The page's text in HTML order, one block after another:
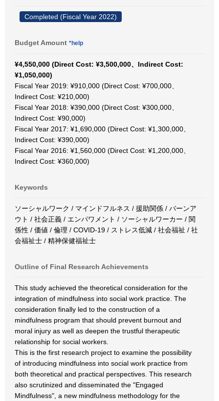
Completed (Fiscal Year 2022)
Budget Amount *help
¥4,550,000 (Direct Cost: ¥3,500,000、Indirect Cost:
¥1,050,000)
Fiscal Year 2019: ¥910,000 (Direct Cost: ¥700,000、
Indirect Cost: ¥210,000)
Fiscal Year 2018: ¥390,000 (Direct Cost: ¥300,000、
Indirect Cost: ¥90,000)
Fiscal Year 2017: ¥1,690,000 (Direct Cost: ¥1,300,000、
Indirect Cost: ¥390,000)
Fiscal Year 2016: ¥1,560,000 (Direct Cost: ¥1,200,000、
Indirect Cost: ¥360,000)
Keywords
ソーシャルワーク / マインドフルネス / 援助関係 / バーンア
ウト / 社会正義 / エンパワメント / ソーシャルワーカー / 関
係性 / 価値 / 倫理 / COVID-19 / ストレス低減 / 社会福祉 / 社
会福祉士 / 精神保健福祉士
Outline of Final Research Achievements
This study achieved the theoretical consideration for the
integration of mindfulness into social work practice. The
consideration finally led to the construction of a
mindfulness program that should prevent burnout and
moral injury as well as deepen the trustful therapeutic
relationship for social workers.
This is the first research project to examine the possibility
of introducing mindfulness into social work practice from
both theoretical and practical perspectives. This research
also scrutinized and disseminated the "Engaged
Mindfulness", a new mindfulness methodology for the